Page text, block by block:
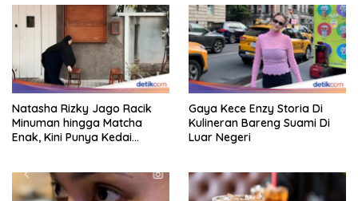
Natasha Rizky Jago Racik
Minuman hingga Matcha
Enak, Kini Punya Kedai
Gaya Kece Enzy Storia Di
Kulineran Bareng Suami Di
Luar Negeri